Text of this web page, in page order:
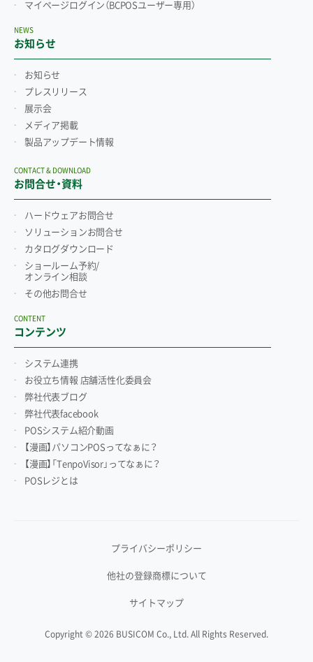
マイページログイン （BCPOSユーザー専用）
お知らせ
NEWS
お知らせ
プレスリリース
展示会
メディア掲載
製品アップデート情報
お問合せ・資料
CONTACT & DOWNLOAD
ハードウェアお問合せ
ソリューションお問合せ
カタログダウンロード
ショールーム予約/
オンライン相談
その他お問合せ
コンテンツ
CONTENT
システム連携
お役立ち情報 店舗活性化委員会
弊社代表ブログ
弊社代表facebook
POSシステム紹介動画
【漫画】パソコンPOSってなぁに？
【漫画】「TenpoVisor」ってなぁに？
POSレジとは
プライバシーポリシー
他社の登録商標について
サイトマップ
Copyright © 2026 BUSICOM Co., Ltd. All Rights Reserved.